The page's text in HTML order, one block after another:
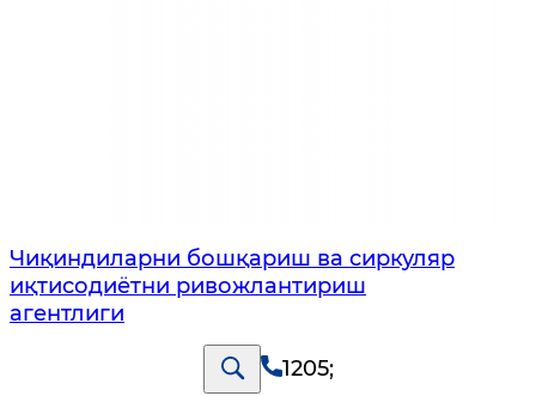
Чиқиндиларни бошқариш ва сиркуляр
иқтисодиётни ривожлантириш
агентлиги
1205;